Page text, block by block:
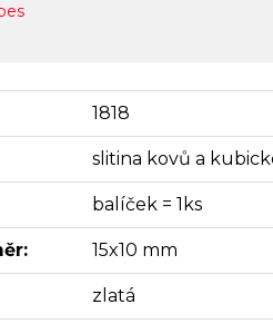
1818
slitina kovů a
balíček = 1ks
15x10 mm
zlatá